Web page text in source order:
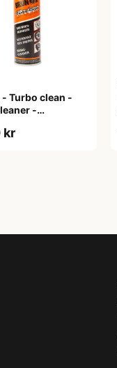
Turbo clean -
-
kr